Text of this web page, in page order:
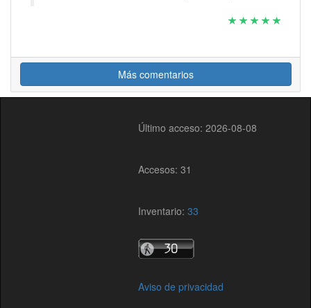
Más comentarios
Último acceso: 2026-08-08
Accesos: 31
Inventario:33
Aviso de privacidad